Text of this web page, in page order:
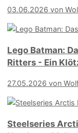
03.06.2026 von
Lego Batman:
Ritters - Ein
27.05.2026 von
Steelseries